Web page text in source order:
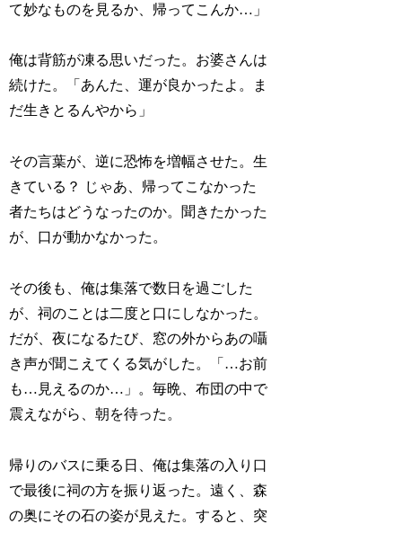
て妙なものを見るか、帰ってこんか…」
俺は背筋が凍る思いだった。お婆さんは
続けた。「あんた、運が良かったよ。ま
だ生きとるんやから」
その言葉が、逆に恐怖を増幅させた。生
きている？ じゃあ、帰ってこなかった
者たちはどうなったのか。聞きたかった
が、口が動かなかった。
その後も、俺は集落で数日を過ごした
が、祠のことは二度と口にしなかった。
だが、夜になるたび、窓の外からあの囁
き声が聞こえてくる気がした。「…お前
も…見えるのか…」。毎晩、布団の中で
震えながら、朝を待った。
帰りのバスに乗る日、俺は集落の入り口
で最後に祠の方を振り返った。遠く、森
の奥にその石の姿が見えた。すると、突